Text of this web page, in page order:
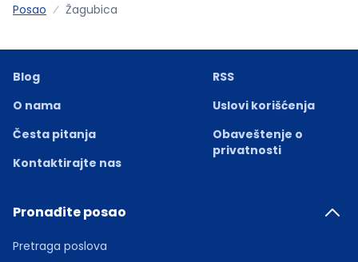
Posao Žagubica
Blog
O nama
Česta pitanja
Kontaktirajte nas
RSS
Uslovi korišćenja
Obaveštenje o
privatnosti
Pronađite posao
Pretraga poslova